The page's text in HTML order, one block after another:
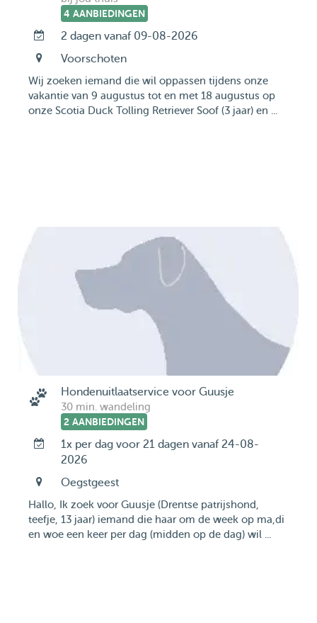
4 AANBIEDINGEN
2 dagen vanaf 09-08-2026
Voorschoten
Wij zoeken iemand die wil oppassen tijdens onze
vakantie van 9 augustus tot en met 18 augustus op
onze Scotia Duck Tolling Retriever Soof (3 jaar) en ...
Hondenuitlaatservice voor Guusje
30 min. wandeling
2 AANBIEDINGEN
1x per dag voor 21 dagen vanaf 24-08-
2026
Oegstgeest
Hallo, Ik zoek voor Guusje (Drentse patrijshond,
teefje, 13 jaar) iemand die haar om de week op ma,di
en woe een keer per dag (midden op de dag) wil ...